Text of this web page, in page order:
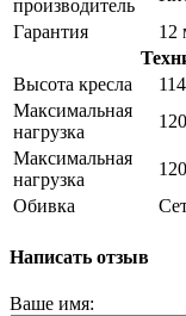
производитель
Гарантия
12
Высота кресла
Максимальная
нагрузка
Максимальная
нагрузка
Обивка
Написать отзыв
Ваше имя: